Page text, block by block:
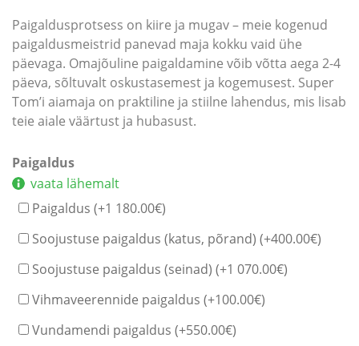
Paigaldusprotsess on kiire ja mugav – meie kogenud
paigaldusmeistrid panevad maja kokku vaid ühe
päevaga. Omajõuline paigaldamine võib võtta aega 2-4
päeva, sõltuvalt oskustasemest ja kogemusest. Super
Tom’i aiamaja on praktiline ja stiilne lahendus, mis lisab
teie aiale väärtust ja hubasust.
Paigaldus
vaata lähemalt
Paigaldus (+1 180.00€)
Soojustuse paigaldus (katus, põrand) (+400.00€)
Soojustuse paigaldus (seinad) (+1 070.00€)
Vihmaveerennide paigaldus (+100.00€)
Vundamendi paigaldus (+550.00€)